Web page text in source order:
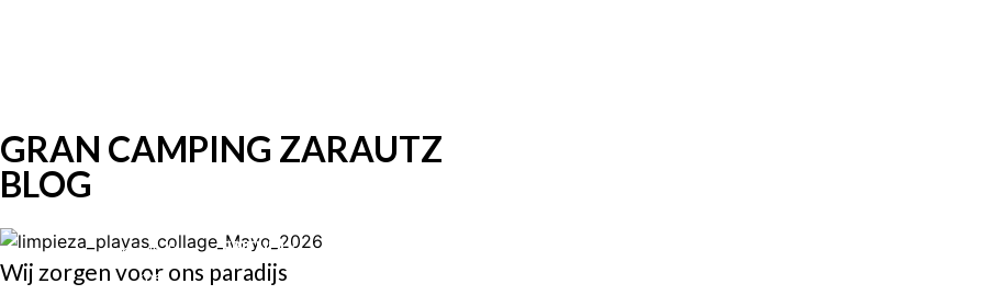
verbinding
met
FRIENDLY
GRAN CAMPING ZARAUTZ
BLOG
Wij zorgen voor ons paradijs